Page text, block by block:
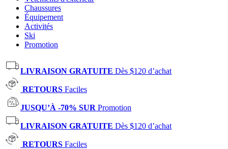
Chaussures
Équipement
Activités
Ski
Promotion
LIVRAISON GRATUITE Dès $120 d’achat
RETOURS Faciles
JUSQU’À -70% SUR Promotion
LIVRAISON GRATUITE Dès $120 d’achat
RETOURS Faciles